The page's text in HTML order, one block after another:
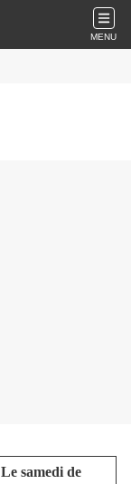
MENU
Le samedi de